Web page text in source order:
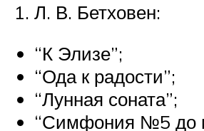
Л. В. Бетховен:
“К Элизе”;
“Ода к радости”;
“Лунная соната”;
“Симфония №5 до